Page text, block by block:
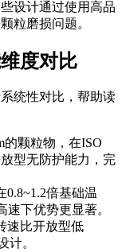
设计通过使用高品
粒磨损问题。
度对比
统性对比，帮助读
的颗粒物，在ISO
型无防护能力，完
0.8~1.2倍基础温
速下优势更显著。
速比开放型低
计。